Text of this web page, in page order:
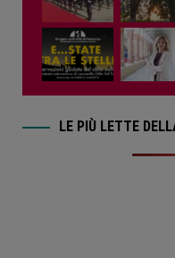
LE PIÙ LETTE